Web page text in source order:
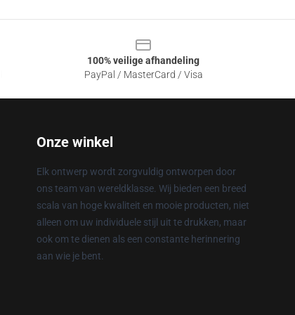
100% veilige afhandeling
PayPal / MasterCard / Visa
Onze winkel
Elk ontwerp wordt zorgvuldig ontworpen door
ons team van wereldklasse. Wij bieden een breed
scala van hoge kwaliteit en mooie producten, niet
alleen om uw individuele stijl uit te drukken, maar
ook om te dienen als een constante herinnering
aan wie je bent.